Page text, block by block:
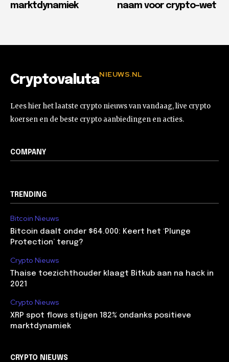
marktdynamiek
naam voor crypto-wet
CryptovalutaNIEUWS.NL
Lees hier het laatste crypto nieuws van vandaag, live crypto
koersen en de beste crypto aanbiedingen en acties.
COMPANY
TRENDING
Bitcoin Nieuws
Bitcoin daalt onder $64.000: Keert het ‘Plunge
Protection’ terug?
Crypto Nieuws
Thaise toezichthouder klaagt Bitkub aan na hack in
2021
Crypto Nieuws
XRP spot flows stijgen 182% ondanks positieve
marktdynamiek
CRYPTO NIEUWS